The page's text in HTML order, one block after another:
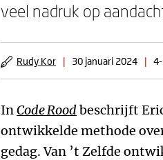
veel nadruk op
Rudy Kor | 30 januari 2024 |
InCode Roodbeschrijft
ontwikkelde methode
gedag. Van ’t Zelfde